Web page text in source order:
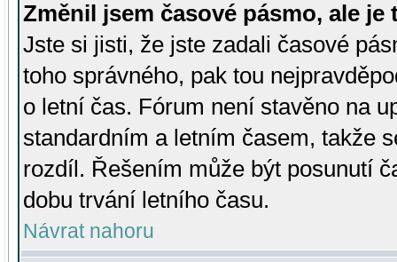
Změnil jsem časové pásmo, ale je
Jste si jisti, že jste zadali časové
toho správného, pak tou
o letní čas. Fórum není stavěno na
standardním a letním časem, takže
rozdíl. Řešením může být posunutí
dobu trvání letního času.
Návrat nahoru